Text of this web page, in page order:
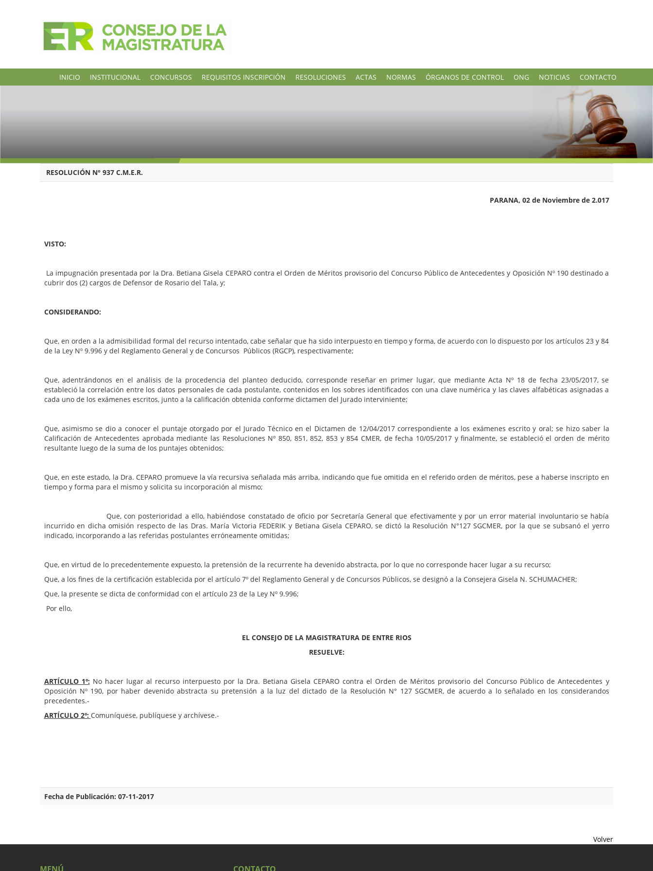
INICIO INSTITUCIONAL CONCURSOS REQUISITOS INSCRIPCIÓN RESOLUCIONES ACTAS NORMAS ÓRGANOS DE CONTROL ONG NOTICIAS CONTACTO
RESOLUCIÓN N° 937 C.M.E.R.
PARANA, 02 de Noviembre de 2.017
VISTO:
La impugnación presentada por la Dra. Betiana Gisela CEPARO contra el Orden de Méritos provisorio del Concurso Público de Antecedentes y Oposición Nº 190 destinado a
cubrir dos (2) cargos de Defensor de Rosario del Tala, y;
CONSIDERANDO:
Que, en orden a la admisibilidad formal del recurso intentado, cabe señalar que ha sido interpuesto en tiempo y forma, de acuerdo con lo dispuesto por los artículos 23 y 84
de la Ley Nº 9.996 y del Reglamento General y de Concursos Públicos (RGCP), respectivamente;
Que, adentrándonos en el análisis de la procedencia del planteo deducido, corresponde reseñar en primer lugar, que mediante Acta Nº 18 de fecha 23/05/2017, se
estableció la correlación entre los datos personales de cada postulante, contenidos en los sobres identificados con una clave numérica y las claves alfabéticas asignadas a
cada uno de los exámenes escritos, junto a la calificación obtenida conforme dictamen del Jurado interviniente;
Que, asimismo se dio a conocer el puntaje otorgado por el Jurado Técnico en el Dictamen de 12/04/2017 correspondiente a los exámenes escrito y oral; se hizo saber la
Calificación de Antecedentes aprobada mediante las Resoluciones Nº 850, 851, 852, 853 y 854 CMER, de fecha 10/05/2017 y finalmente, se estableció el orden de mérito
resultante luego de la suma de los puntajes obtenidos;
Que, en este estado, la Dra. CEPARO promueve la vía recursiva señalada más arriba, indicando que fue omitida en el referido orden de méritos, pese a haberse inscripto en
tiempo y forma para el mismo y solicita su incorporación al mismo;
Que, con posterioridad a ello, habiéndose constatado de oficio por Secretaría General que efectivamente y por un error material involuntario se había
incurrido en dicha omisión respecto de las Dras. María Victoria FEDERIK y Betiana Gisela CEPARO, se dictó la Resolución N°127 SGCMER, por la que se subsanó el yerro
indicado, incorporando a las referidas postulantes erróneamente omitidas;
Que, en virtud de lo precedentemente expuesto, la pretensión de la recurrente ha devenido abstracta, por lo que no corresponde hacer lugar a su recurso;
Que, a los fines de la certificación establecida por el artículo 7º del Reglamento General y de Concursos Públicos, se designó a la Consejera Gisela N. SCHUMACHER;
Que, la presente se dicta de conformidad con el artículo 23 de la Ley Nº 9.996;
Por ello,
EL CONSEJO DE LA MAGISTRATURA DE ENTRE RIOS
RESUELVE:
ARTÍCULO 1º: No hacer lugar al recurso interpuesto por la Dra. Betiana Gisela CEPARO contra el Orden de Méritos provisorio del Concurso Público de Antecedentes y
Oposición Nº 190, por haber devenido abstracta su pretensión a la luz del dictado de la Resolución N° 127 SGCMER, de acuerdo a lo señalado en los considerandos
precedentes.-
ARTÍCULO 2º: Comuníquese, publíquese y archívese.-
Fecha de Publicación: 07-11-2017
Volver